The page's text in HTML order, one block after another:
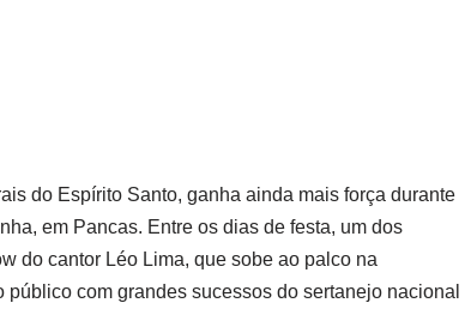
do Espírito Santo, ganha ainda mais força durante
em Pancas. Entre os dias de festa, um dos
do cantor Léo Lima, que sobe ao palco na
com grandes sucessos do sertanejo nacional